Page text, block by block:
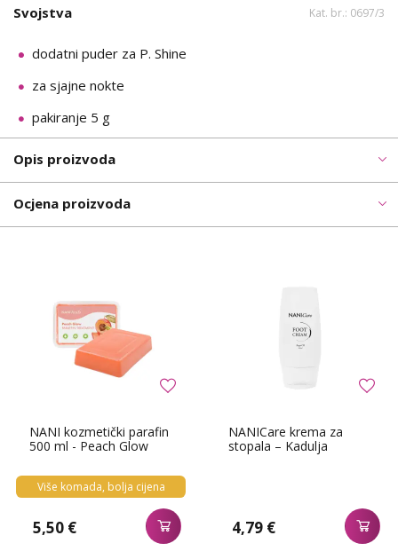
Svojstva Kat. br.: 0697/3
dodatni puder za P. Shine
za sjajne nokte
pakiranje 5 g
Opis proizvoda
Ocjena proizvoda
NANI kozmetički parafin
500 ml - Peach Glow
Više komada, bolja cijena
5,50 €
NANICare krema za
stopala – Kadulja
4,79 €